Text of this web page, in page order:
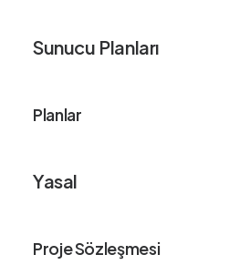
Sunucu Planları
Planlar
Yasal
Proje Sözleşmesi